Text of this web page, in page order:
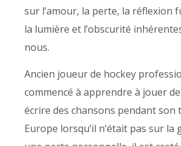
sur l’amour, la perte, la réflexion
la lumière et l’obscurité
nous.
Ancien joueur de hockey
commencé à apprendre à jouer
écrire des chansons pendant son
Europe lorsqu’il n’était pas sur la